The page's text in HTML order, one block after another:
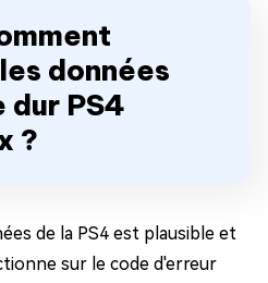
données
dur PS4
?
de la PS4 est plausible et
sur le code d'erreur